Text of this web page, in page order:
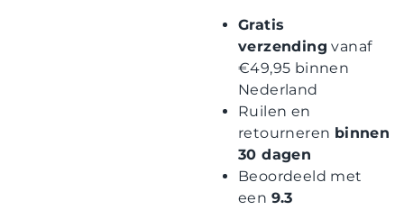
Gratis
verzending vanaf
€49,95 binnen
Nederland
Ruilen en
retourneren binnen
30 dagen
Beoordeeld met
een 9.3